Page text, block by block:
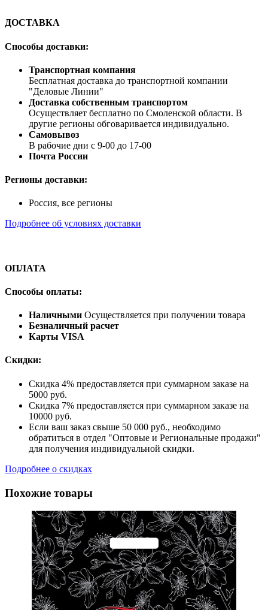
ДОСТАВКА
Способы доставки:
Транспортная компания
Бесплатная доставка до транспортной компании
"Деловые Линии"
Доставка собственным транспортом
Осуществляет бесплатно по Смоленской области. В
другие регионы обговаривается индивидуально.
Самовывоз
В рабочие дни с 9-00 до 17-00
Почта России
Регионы доставки:
Россия, все регионы
Подробнее об условиях доставки
ОПЛАТА
Способы оплаты:
Наличными Осуществляется при получении товара
Безналичный расчет
Карты VISA
Скидки:
Скидка 4% предоставляется при суммарном заказе на
5000 руб.
Скидка 7% предоставляется при суммарном заказе на
10000 руб.
Если ваш заказ свыше 50 000 руб., необходимо
обратиться в отдел "Оптовые и Региональные продажи"
для получения индивидуальной скидки.
Подробнее о скидках
Похожие товары